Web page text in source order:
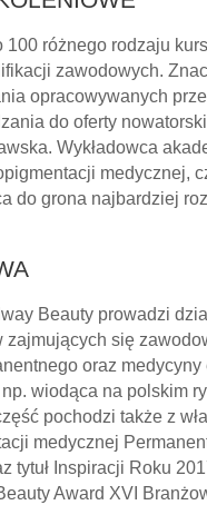
różnego rodzaju
zawodowych.
opracowywanych
do oferty
Wykładowca
medycznej,
do grona najbardziej
Beauty prowadzi
się
oraz
wiodąca na polskim
pochodzi także z
medycznej
tytuł Inspiracji Roku
Award XVI